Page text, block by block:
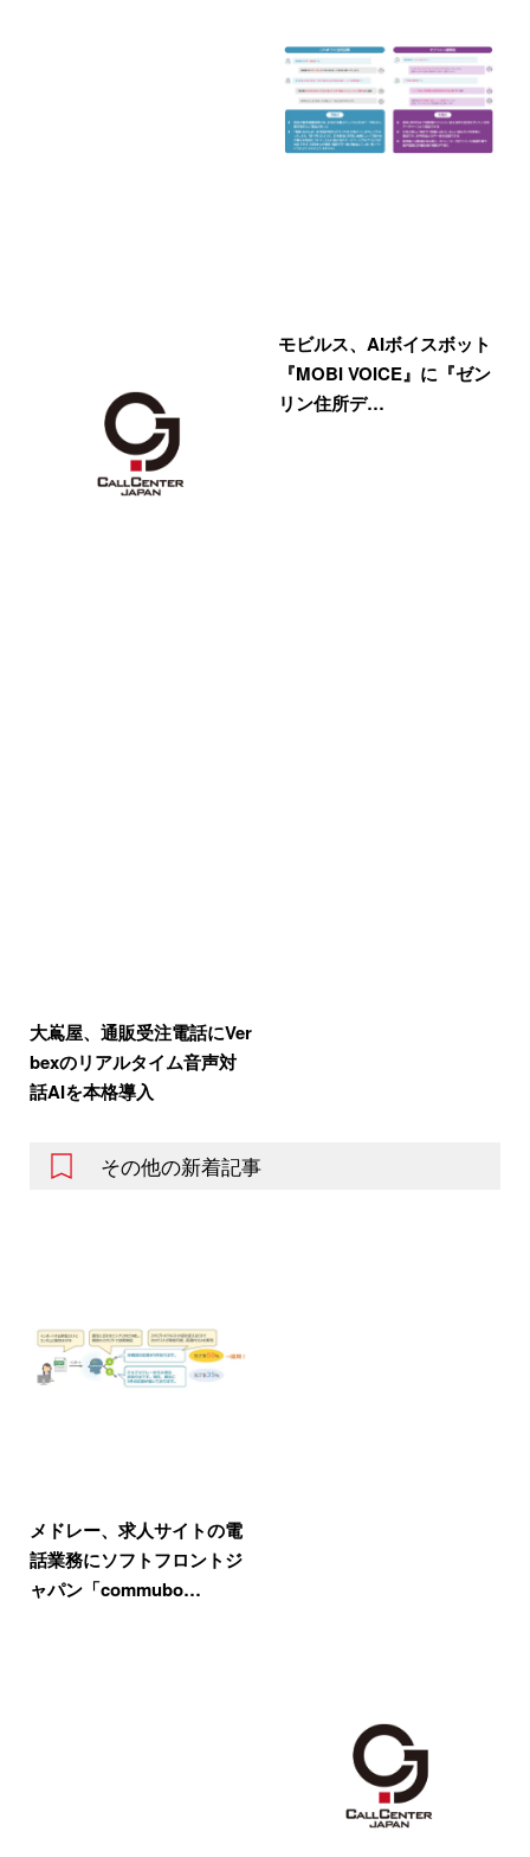
大嶌屋、通販受注電話にVer
bexのリアルタイム音声対
話AIを本格導入
モビルス、AIボイスボット
『MOBI VOICE』に『ゼン
リン住所デ…
その他の新着記事
メドレー、求人サイトの電
話業務にソフトフロントジ
ャパン「commubo…